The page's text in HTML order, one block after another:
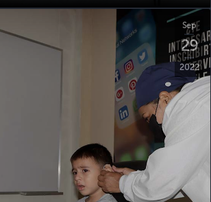
Sep
29
2022